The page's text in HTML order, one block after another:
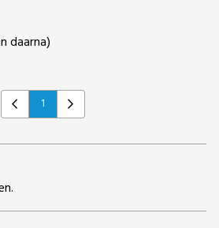
daarna)
Previous
1 Next